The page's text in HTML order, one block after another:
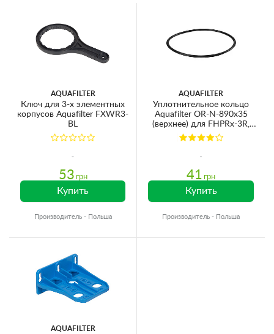
AQUAFILTER
Ключ для 3-х элементных
корпусов Aquafilter FXWR3-
BL
53 грн
Купить
Производитель - Польша
AQUAFILTER
Уплотнительное кольцо
Aquafilter OR-N-890х35
(верхнее) для FHPRx-3R,
FHPRx-3VR
41 грн
Купить
Производитель - Польша
AQUAFILTER